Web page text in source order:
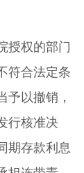
授权的部门
符合法定条
予以撤销，
行核准决
期存款利息